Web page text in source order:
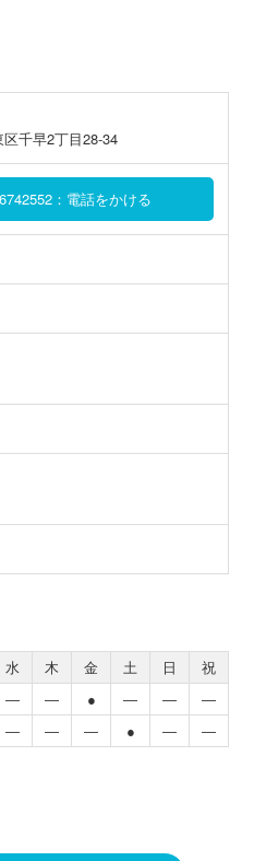
千早2丁目28-34
：電話をかける
水 木 金 土 日
祝
― ― ● ― ―
―
― ― ― ● ―
―